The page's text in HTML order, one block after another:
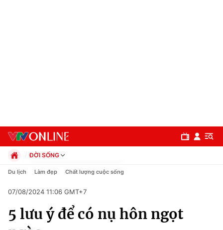
Chuyên mục
Chính trị
ĐỜI SỐNG
Chính trị
Pháp luật
Kinh tế
Thể thao
Du lịch Làm đẹp Chất lượng cuộc sống
07/08/2024 11:06 GMT+7
5 lưu ý để có nụ hôn ngọt